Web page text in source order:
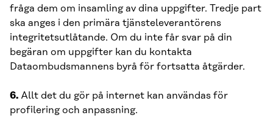
fråga dem om insamling av dina uppgifter. Tredje part
ska anges i den primära tjänsteleverantörens
integritetsutlåtande. Om du inte får svar på din
begäran om uppgifter kan du kontakta
Dataombudsmannens byrå för fortsatta åtgärder.
6. Allt det du gör på internet kan användas för
profilering och anpassning.